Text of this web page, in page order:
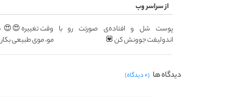
از سراسر وب
پوست شل و افتاده‌ی صورتت رو با
اندولیفت جوونش کن 💟
مو، موی طبیعی بکار
دیدگاه ها (۰ دیدگاه)